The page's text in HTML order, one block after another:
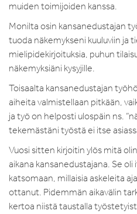
muiden toimijoiden kanssa.
Monilta osin kansanedustajan
tuoda näkemykseni kuuluviin ja
mielipidekirjoituksia, puhun
näkemyksiäni kysyjille.
Toisaalta kansanedustajan
aiheita valmistellaan pitkään,
ja työ on helposti ulospäin ns.
tekemästäni työstä ei itse
Vuosi sitten kirjoitin ylös mitä
aikana kansanedustajana. Se
katsomaan, millaisia askeleita
ottanut. Pidemmän aikavälin
kertoa niistä taustalla